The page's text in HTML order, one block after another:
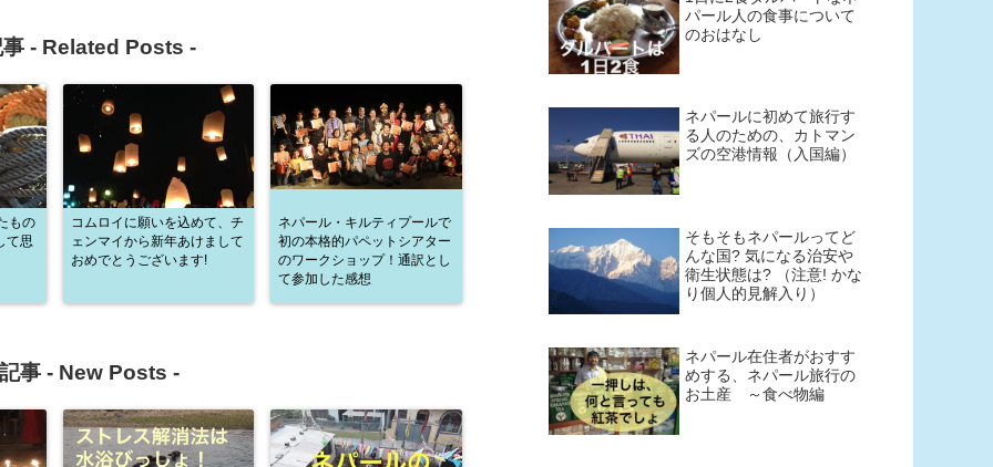
- Related Posts -
もの
て思
コムロイに願いを込めて、チ
ェンマイから新年あけまして
おめでとうございます!
ネパール・キルティプールで
初の本格的パペットシアター
のワークショップ！通訳とし
て参加した感想
事 - New Posts -
パール人の食事について
のおはなし
ネパールに初めて旅行す
る人のための、カトマン
ズの空港情報（入国編）
そもそもネパールってど
んな国? 気になる治安や
衛生状態は? （注意! かな
り個人的見解入り）
ネパール在住者がおすす
めする、ネパール旅行の
お土産 ～食べ物編